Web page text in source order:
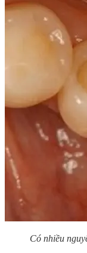
Có nhiều